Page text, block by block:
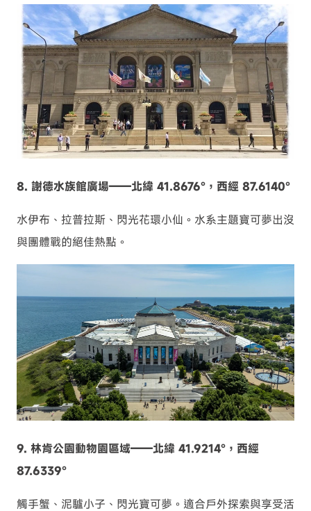
8. 謝德水族館廣場——北緯 41.8676°，西經 87.6140°
水伊布、拉普拉斯、閃光花環小仙。水系主題寶可夢出沒
與團體戰的絕佳熱點。
9. 林肯公園動物園區域——北緯 41.9214°，西經
87.6339°
觸手蟹、泥驢小子、閃光寶可夢。適合戶外探索與享受活